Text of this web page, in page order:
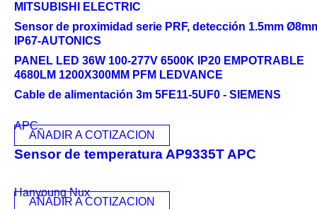
MITSUBISHI ELECTRIC
Sensor de proximidad serie PRF, detección 1.5mm
IP67-AUTONICS
PANEL LED 36W 100-277V 6500K IP20 EMPOTRABLE
4680LM 1200X300MM PFM LEDVANCE
Cable de alimentación 3m 5FE11-5UF0 - SIEMENS
APC
AÑADIR A COTIZACION
Sensor de temperatura AP9335T APC
Hanyoung Nux
AÑADIR A COTIZACION